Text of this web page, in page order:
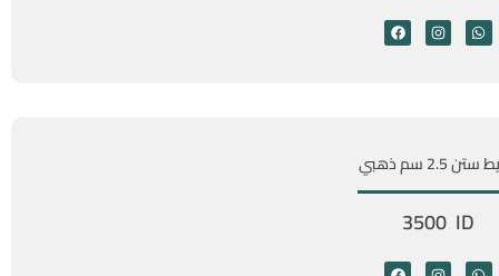
2.5 سم ذهبي
3500 ID